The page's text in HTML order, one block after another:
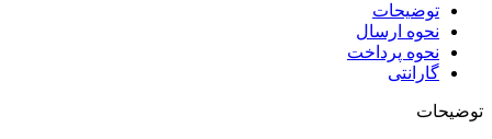
توضیحات
نحوه ارسال
نحوه پرداخت
گارانتی
توضیحات